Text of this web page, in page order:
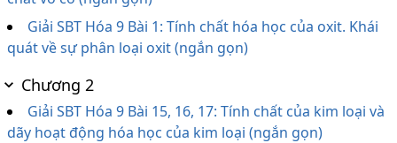
Giải SBT Hóa 9 Bài 1: Tính chất hóa học của oxit. Khái
quát về sự phân loại oxit (ngắn gọn)
Chương 2
Giải SBT Hóa 9 Bài 15, 16, 17: Tính chất của kim loại và
dãy hoạt động hóa học của kim loại (ngắn gọn)